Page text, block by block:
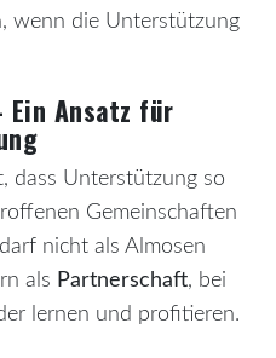
wenn die Unterstützung
Ansatz für
dass Unterstützung so
Gemeinschaften
nicht als Almosen
als Partnerschaft, bei
lernen und profitieren.